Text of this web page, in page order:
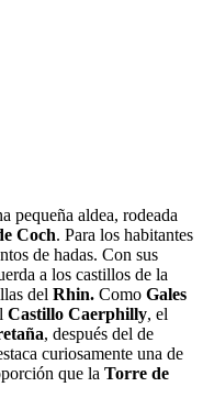
pequeña aldea, rodeada
Coch. Para los habitantes
de hadas. Con sus
a los castillos de la
del Rhin. Como Gales
Castillo Caerphilly, el
, después del de
curiosamente una de
que la Torre de